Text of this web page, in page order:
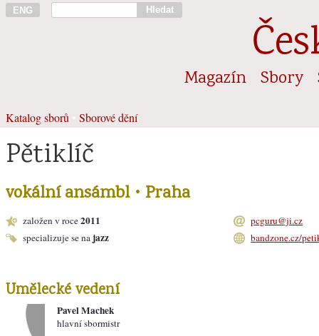
ENG Hledat
Magazín Sbory
Katalog sborů Sborové dění
Pětiklíč
vokální ansámbl • Praha
založen v roce2011
specializuje se na jazz
pcguru@ji.cz
bandzone.cz/
Umělecké vedení
Pavel Machek
hlavní sbormistr